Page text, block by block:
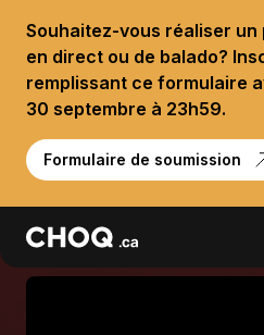
Souhaitez-vous réaliser
en direct ou de balado?
remplissant ce formulaire
30 septembre à 23h59.
Formulaire de soumission